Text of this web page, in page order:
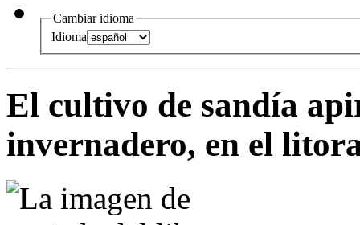
Cambiar idioma
Idioma
El cultivo de sandía
invernadero, en el